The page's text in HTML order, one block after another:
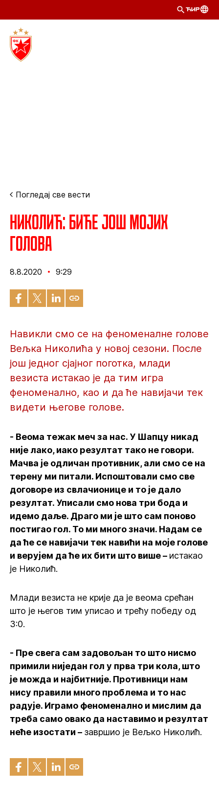
ЋИР
Погледај све вести
Николић: Биће још мојих
голова
8.8.2020 9:29
Навикли смо се на феноменалне голове
Вељка Николића у новој сезони. После
још једног сјајног поготка, млади
везиста истакао је да тим игра
феноменално, као и да ће навијачи тек
видети његове голове.
- Веома тежак меч за нас. У Шапцу никад
није лако, иако резултат тако не говори.
Мачва је одличан противник, али смо се на
терену ми питали. Испоштовали смо све
договоре из свлачионице и то је дало
резултат. Уписали смо нова три бода и
идемо даље. Драго ми је што сам поново
постигао гол. То ми много значи. Надам се
да ће се навијачи тек навићи на моје голове
и верујем да ће их бити што више – истакао
је Николић.
Млади везиста не крије да је веома срећан
што је његов тим уписао и трећу победу од
3:0.
- Пре свега сам задовољан то што нисмо
примили ниједан гол у прва три кола, што
је можда и најбитније. Противници нам
нису правили много проблема и то нас
радује. Играмо феноменално и мислим да
треба само овако да наставимо и резултат
неће изостати – завршио је Вељко Николић.